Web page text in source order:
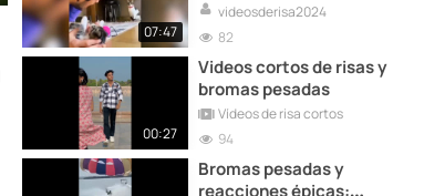
07:47
videosderisa2024
82
00:27
Videos cortos de risas y
bromas pesadas
Vídeos de risa cortos
94
Bromas pesadas y
reacciones épicas: